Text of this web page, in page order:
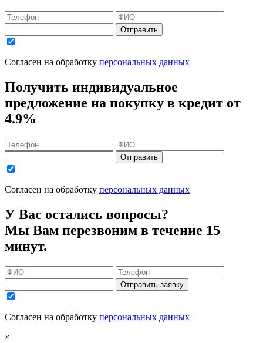
Отправить
Согласен на обработку персональных данных
Получить индивидуальное
предложение на покупку в кредит от
4.9%
Отправить
Согласен на обработку персональных данных
У Вас остались вопросы?
Мы Вам перезвоним в течение 15
минут.
Отправить заявку
Согласен на обработку персональных данных
×